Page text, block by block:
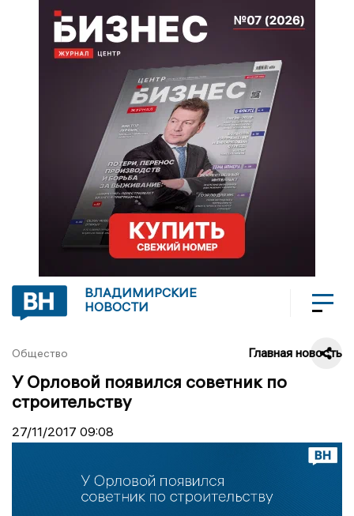
ВЛАДИМИРСКИЕ
НОВОСТИ
Общество Главная новость
У Орловой появился советник по
строительству
27/11/2017 09:08